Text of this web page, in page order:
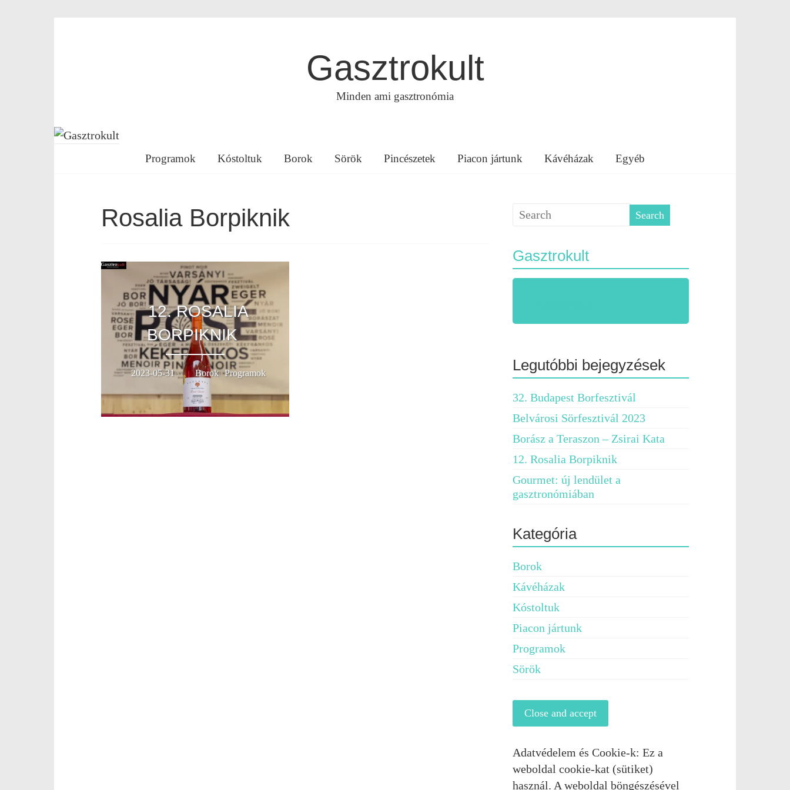
Gasztrokult
Minden ami gasztronómia
Programok Kóstoltuk Borok Sörök Pincészetek Piacon jártunk Kávéházak Egyéb
Rosalia Borpiknik
12. ROSALIA
BORPIKNIK
2023-05-31 Borok,Programok
Gasztrokult
Legutóbbi bejegyzések
32. Budapest Borfesztivál
Belvárosi Sörfesztivál 2023
Borász a Teraszon – Zsirai Kata
12. Rosalia Borpiknik
Gourmet: új lendület a
gasztronómiában
Kategória
Borok
Kávéházak
Kóstoltuk
Piacon jártunk
Programok
Sörök
Adatvédelem és Cookie-k: Ez a
weboldal cookie-kat (sütiket)
használ. A weboldal böngészésével